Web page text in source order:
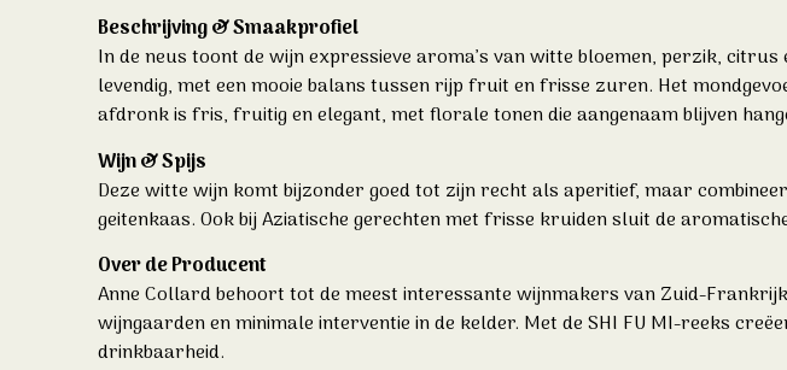
Beschrijving & Smaakprofiel
In de neus toont de wijn expressieve aroma’s van witte bloemen, perzik,
levendig, met een mooie balans tussen rijp fruit en frisse zuren. Het
afdronk is fris, fruitig en elegant, met florale tonen die aangenaam blijven
Wijn & Spijs
Deze witte wijn komt bijzonder goed tot zijn recht als aperitief, maar
geitenkaas. Ook bij Aziatische gerechten met frisse kruiden sluit de
Over de Producent
Anne Collardbehoort tot de meest interessante wijnmakers van Zuid-
wijngaarden en minimale interventie in de kelder. Met de SHI FU MI-reeks
drinkbaarheid.